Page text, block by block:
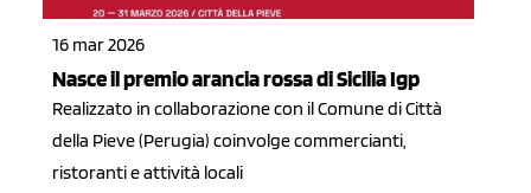
16 mar 2026
Nasce il premio arancia rossa di Sicilia Igp
Realizzato in collaborazione con il Comune di Città
della Pieve (Perugia) coinvolge commercianti,
ristoranti e attività locali